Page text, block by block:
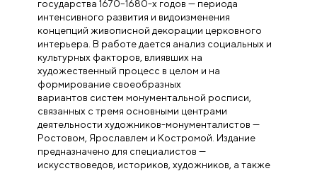
государства 1670–1680-х годов — периода
интенсивного развития и видоизменения
концепций живописной декорации церковного
интерьера. В работе дается анализ социальных и
культурных факторов, влиявших на
художественный процесс в целом и на
формирование своеобразных
вариантов систем монументальной росписи,
связанных с тремя основными центрами
деятельности художников-монументалистов —
Ростовом, Ярославлем и Костромой. Издание
предназначено для специалистов —
искусствоведов, историков, художников, а также